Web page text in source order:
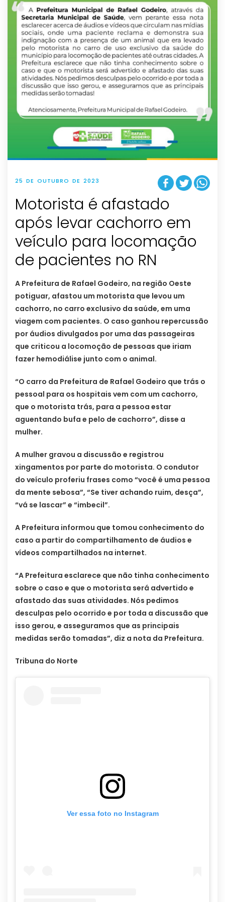
25 DE OUTUBRO DE 2023
Motorista é afastado
após levar cachorro em
veículo para locomação
de pacientes no RN
A Prefeitura de Rafael Godeiro, na região Oeste
potiguar, afastou um motorista que levou um
cachorro, no carro exclusivo da saúde, em uma
viagem com pacientes. O caso ganhou repercussão
por áudios divulgados por uma das passageiras
que criticou a locomoção de pessoas que iriam
fazer hemodiálise junto com o animal.
“O carro da Prefeitura de Rafael Godeiro que trás o
pessoal para os hospitais vem com um cachorro,
que o motorista trás, para a pessoa estar
aguentando bufa e pelo de cachorro”, disse a
mulher.
A mulher gravou a discussão e registrou
xingamentos por parte do motorista. O condutor
do veículo proferiu frases como “você é uma pessoa
da mente sebosa”, “Se tiver achando ruim, desça”,
“vá se lascar” e “imbecil”.
A Prefeitura informou que tomou conhecimento do
caso a partir do compartilhamento de áudios e
vídeos compartilhados na internet.
“A Prefeitura esclarece que não tinha conhecimento
sobre o caso e que o motorista será advertido e
afastado das suas atividades. Nós pedimos
desculpas pelo ocorrido e por toda a discussão que
isso gerou, e asseguramos que as principais
medidas serão tomadas”, diz a nota da Prefeitura.
Tribuna do Norte
Ver essa foto no Instagram